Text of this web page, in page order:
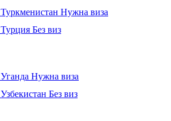
Туркменистан Нужна виза
Турция Без виз
Уганда Нужна виза
Узбекистан Без виз